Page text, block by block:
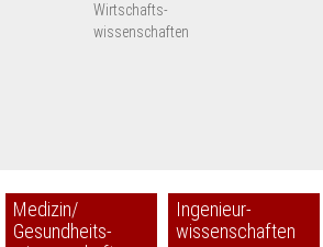
Wirtschafts-
wissenschaften
Medizin/
Gesundheits-
Ingenieur-
wissenschaften